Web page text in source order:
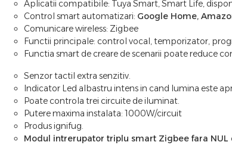
Aplicatii compatibile: Tuya Smart, Smart Life,
Control smart automatizari: Google Home,
Comunicare wireless: Zigbee
Functii principale: control vocal, temporizator,
Functia smart de creare de scenarii poate reduce
Senzor tactil extra senzitiv.
Indicator Led albastru intens in cand lumina este
Poate controla trei circuite de iluminat.
Putere maxima instalata: 1000W/circuit
Produs ignifug.
Modul intrerupator triplu smart Zigbee fara NUL